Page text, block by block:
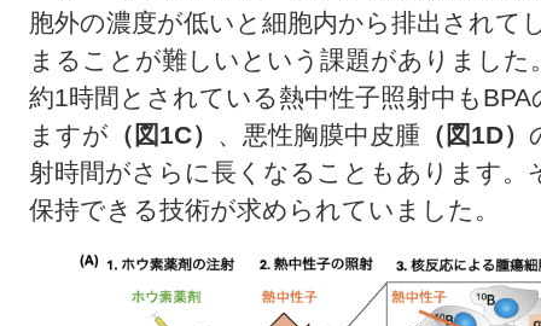
胞外の濃度が低いと細胞内から排出されて
まることが難しいという課題がありまし
約1時間とされている熱中性子照射中も
ますが （図1C） 、悪性胸膜中皮腫 （図1D）
射時間がさらに長くなることもあります。
保持できる技術が求められていました。